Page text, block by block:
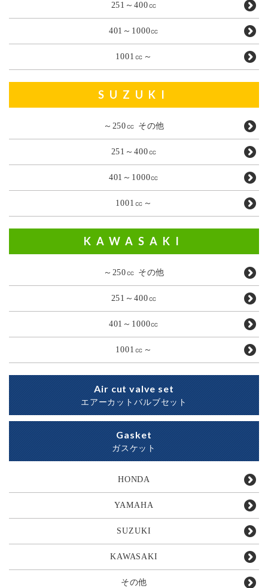
251～400㏄
401～1000㏄
1001㏄～
SUZUKI
～250㏄ その他
251～400㏄
401～1000㏄
1001㏄～
KAWASAKI
～250㏄ その他
251～400㏄
401～1000㏄
1001㏄～
Air cut valve set
エアーカットバルブセット
Gasket
ガスケット
HONDA
YAMAHA
SUZUKI
KAWASAKI
その他